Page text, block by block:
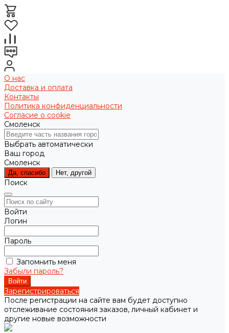
О нас
Доставка и оплата
Контакты
Политика конфиденциальности
Согласие о cookie
Смоленск
Выбрать автоматически
Ваш город
Смоленск
Да, спасибо Нет, другой
Поиск
Войти
Логин
Пароль
Запомнить меня
Забыли пароль?
Зарегистрироваться
После регистрации на сайте вам будет доступно
отслеживание состояния заказов, личный кабинет и
другие новые возможности